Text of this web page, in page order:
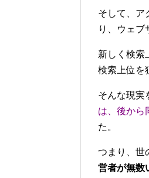
そして、ア
り、ウェブ
新しく検索
検索上位を
そんな現実
は、後から
た。
つまり、世
営者が無数